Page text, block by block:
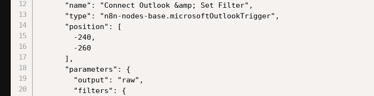
      "name": "Connect Outlook &amp; Set Filter",
      "type": "n8n-nodes-base.microsoftOutlookTrigger",
      "position": [
        -240,
        -260
      ],
      "parameters": {
        "output": "raw",
        "filters": {